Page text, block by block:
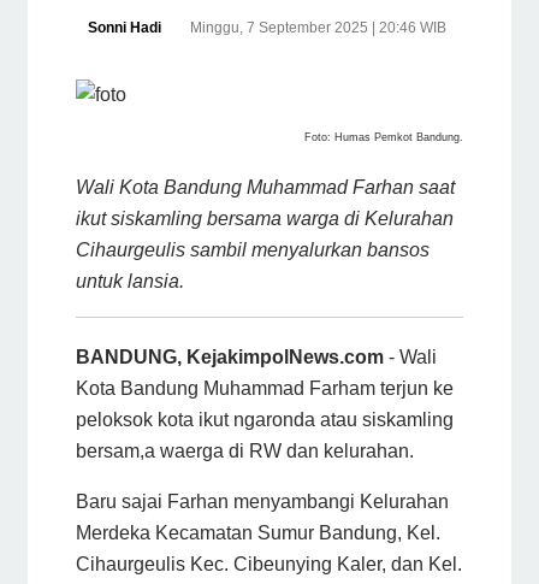
Sonni Hadi Minggu, 7 September 2025 | 20:46 WIB
Foto: Humas Pemkot Bandung.
Wali Kota Bandung Muhammad Farhan saat
ikut siskamling bersama warga di Kelurahan
Cihaurgeulis sambil menyalurkan bansos
untuk lansia.
BANDUNG, KejakimpolNews.com - Wali
Kota Bandung Muhammad Farham terjun ke
peloksok kota ikut ngaronda atau siskamling
bersam,a waerga di RW dan kelurahan.
Baru sajai Farhan menyambangi Kelurahan
Merdeka Kecamatan Sumur Bandung, Kel.
Cihaurgeulis Kec. Cibeunying Kaler, dan Kel.